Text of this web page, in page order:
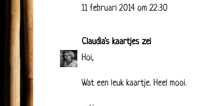
11 februari 2014 om 22:30
Claudia's kaartjes zei
Hoi,
Wat een leuk kaartje. Heel mooi.